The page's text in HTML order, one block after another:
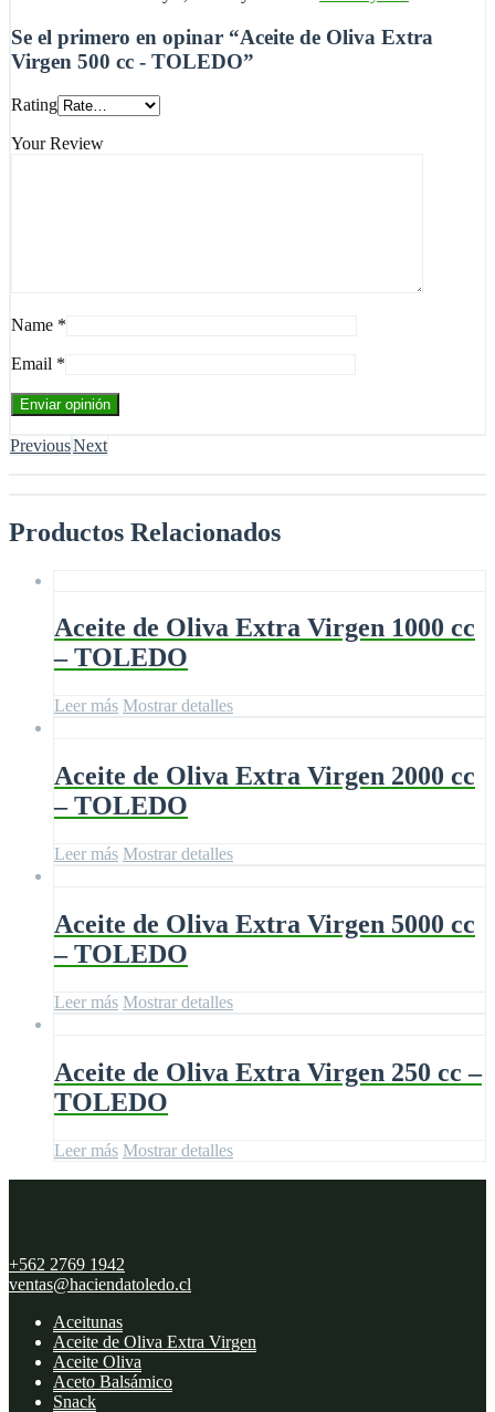
Se el primero en opinar “Aceite de Oliva Extra
Virgen 500 cc - TOLEDO”
Rating
Your Review
Name *
Email *
PreviousNext
Productos Relacionados
Aceite de Oliva Extra Virgen 1000 cc
– TOLEDO
Leer más Mostrar detalles
Aceite de Oliva Extra Virgen 2000 cc
– TOLEDO
Leer más Mostrar detalles
Aceite de Oliva Extra Virgen 5000 cc
– TOLEDO
Leer más Mostrar detalles
Aceite de Oliva Extra Virgen 250 cc –
TOLEDO
Leer más Mostrar detalles
+562 2769 1942
ventas@haciendatoledo.cl
Aceitunas
Aceite de Oliva Extra Virgen
Aceite Oliva
Aceto Balsámico
Snack